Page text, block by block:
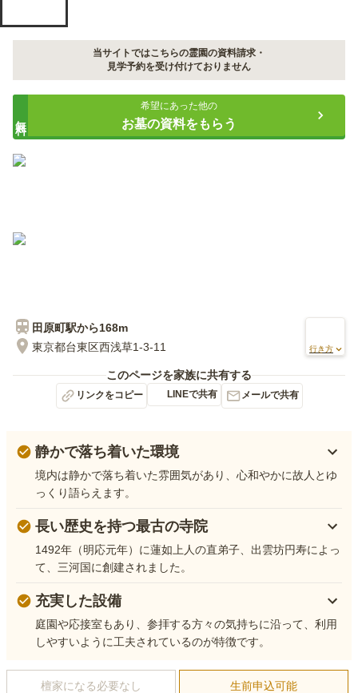
当サイトではこちらの霊園の資料請求・
見学予約を受け付けておりません
希望にあった他の
お墓の資料をもらう
田原町駅から168m
東京都台東区西浅草1-3-11
行き方
このページを家族に共有する
リンクをコピー LINEで共有 メールで共有
静かで落ち着いた環境
境内は静かで落ち着いた雰囲気があり、心和やかに故人とゆ
っくり語らえます。
長い歴史を持つ最古の寺院
1492年（明応元年）に蓮如上人の直弟子、出雲坊円寿によっ
て、三河国に創建されました。
充実した設備
庭園や応接室もあり、参拝する方々の気持ちに沿って、利用
しやすいように工夫されているのが特徴です。
檀家になる必要なし 生前申込可能